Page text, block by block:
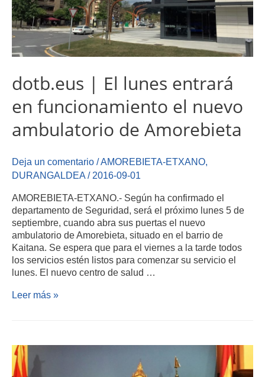
dotb.eus | El lunes entrará
en funcionamiento el nuevo
ambulatorio de Amorebieta
Deja un comentario /AMOREBIETA-ETXANO,
DURANGALDEA / 2016-09-01
AMOREBIETA-ETXANO.- Según ha confirmado el
departamento de Seguridad, será el próximo lunes 5 de
septiembre, cuando abra sus puertas el nuevo
ambulatorio de Amorebieta, situado en el barrio de
Kaitana. Se espera que para el viernes a la tarde todos
los servicios estén listos para comenzar su servicio el
lunes. El nuevo centro de salud …
Leer más »